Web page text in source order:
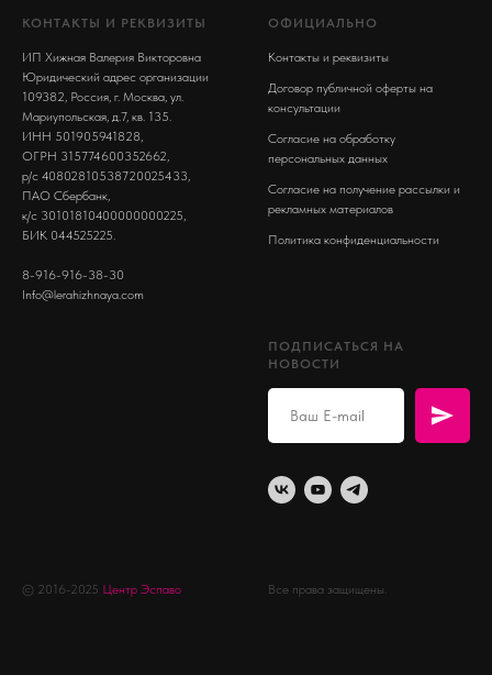
КОНТАКТЫ И РЕКВИЗИТЫ
ИП Хижная Валерия Викторовна
Юридический адрес организации
109382, Россия, г. Москва, ул.
Мариупольская, д.7, кв. 135.
ИНН 501905941828,
ОГРН 315774600352662,
р/с 40802810538720025433,
ПАО Сбербанк,
к/с 30101810400000000225,
БИК 044525225.
8-916-916-38-30
Info@lerahizhnaya.com
ОФИЦИАЛЬНО
Контакты и реквизиты
Договор публичной оферты на
консультации
Согласие на обработку
персональных данных
Согласие на получение рассылки и
рекламных материалов
Политика конфиденциальности
ПОДПИСАТЬСЯ НА
НОВОСТИ
© 2016-2025 Центр Эспаво Все права защищены.